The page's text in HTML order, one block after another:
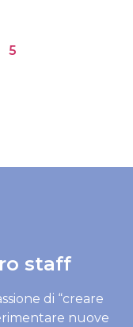
5
staff
di “creare
nuove